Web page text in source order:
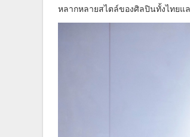
หลากหลายสไตล์ของศิลปินทั้งไทยแ